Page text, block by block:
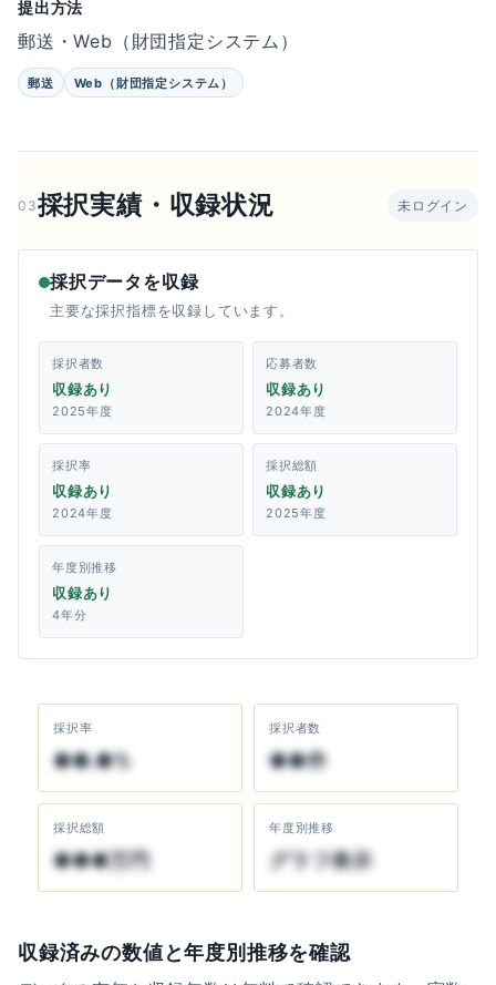
提出方法
郵送・Web（財団指定システム）
郵送 Web（財団指定システム）
03採択実績・収録状況 未ログイン
採択データを収録
主要な採択指標を収録しています。
採択者数
収録あり
2025年度
応募者数
収録あり
2024年度
採択率
収録あり
2024年度
採択総額
収録あり
2025年度
年度別推移
収録あり
4年分
採択率
●●.●%
採択者数
●●件
採択総額
●●●万円
年度別推移
グラフ表示
収録済みの数値と年度別推移を確認